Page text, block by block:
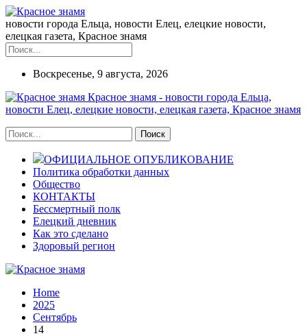
новости города Ельца, новости Елец, елецкие новости,
елецкая газета, Красное знамя
Воскресенье, 9 августа, 2026
Красное знамя - новости города Ельца,
новости Елец, елецкие новости, елецкая газета, Красное знамя
ОФИЦИАЛЬНОЕ ОПУБЛИКОВАНИЕ
Политика обработки данных
Общество
КОНТАКТЫ
Бессмертный полк
Елецкий дневник
Как это сделано
Здоровый регион
Home
2025
Сентябрь
14